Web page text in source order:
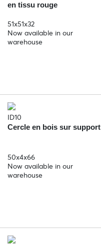
en tissu rouge
51x51x32
Now available in our
warehouse
ID10
Cercle en bois sur support
50x4x66
Now available in our
warehouse